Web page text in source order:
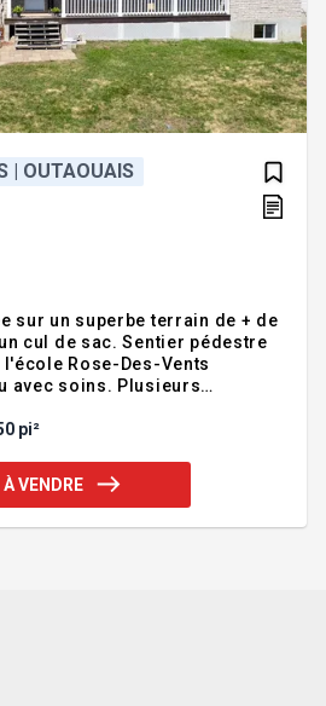
| OUTAOUAIS
sur un superbe terrain de + de
cul de sac. Sentier pédestre
Rose-Des-Vents
avec soins. Plusieurs
bois ( très économique). La
principale avec un Walk-in et
Belle véranda avec
Très grande salle
pi²
VENDRE